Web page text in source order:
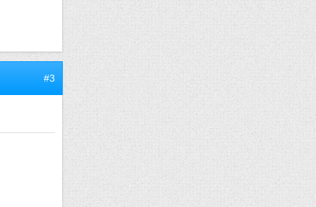
#3